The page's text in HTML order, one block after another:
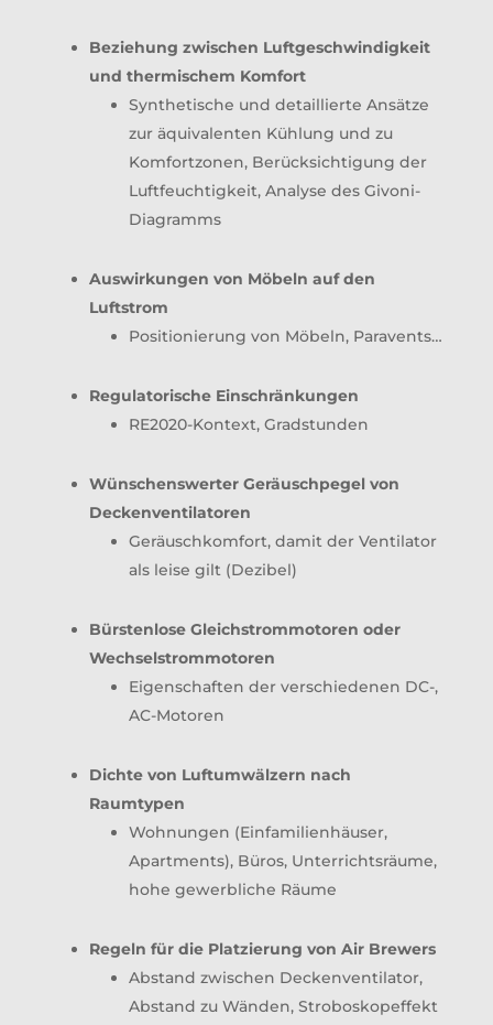
Beziehung zwischen Luftgeschwindigkeit
und thermischem Komfort
Synthetische und detaillierte Ansätze
zur äquivalenten Kühlung und zu
Komfortzonen, Berücksichtigung der
Luftfeuchtigkeit, Analyse des Givoni-
Diagramms
Auswirkungen von Möbeln auf den
Luftstrom
Positionierung von Möbeln, Paravents…
Regulatorische Einschränkungen
RE2020-Kontext, Gradstunden
Wünschenswerter Geräuschpegel von
Deckenventilatoren
Geräuschkomfort, damit der Ventilator
als leise gilt (Dezibel)
Bürstenlose Gleichstrommotoren oder
Wechselstrommotoren
Eigenschaften der verschiedenen DC-,
AC-Motoren
Dichte von Luftumwälzern nach
Raumtypen
Wohnungen (Einfamilienhäuser,
Apartments), Büros, Unterrichtsräume,
hohe gewerbliche Räume
Regeln für die Platzierung von Air Brewers
Abstand zwischen Deckenventilator,
Abstand zu Wänden, Stroboskopeffekt